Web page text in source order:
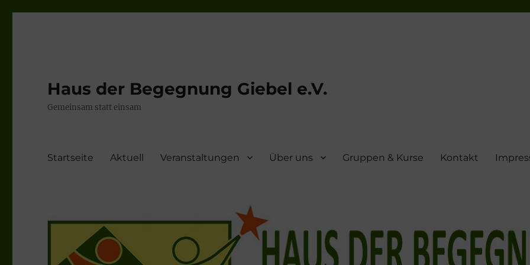
Haus der Begegnung Giebel e.V.
Gemeinsam statt einsam
Startseite Aktuell Veranstaltungen Über uns Gruppen & Kurse Kontakt